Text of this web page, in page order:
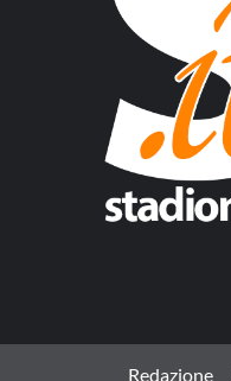
Redazione